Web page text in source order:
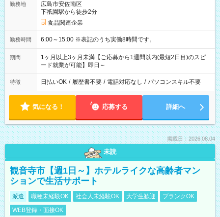
勤務地
広島市安佐南区
下祇園駅から徒歩2分
食品関連企業
勤務時間 6:00～15:00 ※表記のうち実働8時間です。
期間
1ヶ月以上3ヶ月未満【ご応募から1週間以内(最短2日目)のスピ
ード就業が可能】即日～
特徴 日払いOK / 履歴書不要 / 電話対応なし / パソコンスキル不要
気になる！ 応募する 詳細へ
掲載日：2026.08.04
未読
観音寺市【週1日～】ホテルライクな高齢者マン
ションで生活サポート
派遣 職種未経験OK 社会人未経験OK 大学生歓迎
ブランクOK
WEB登録・面接OK